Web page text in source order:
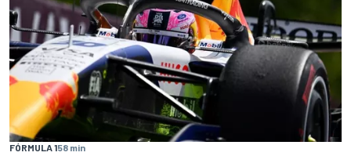
FÓRMULA 158 min